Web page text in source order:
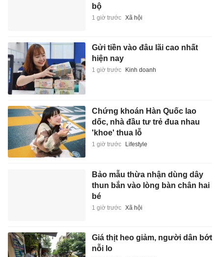
bộ
1 giờ trước Xã hội
Gửi tiền vào đâu lãi cao nhất
hiện nay
1 giờ trước Kinh doanh
Chứng khoán Hàn Quốc lao
dốc, nhà đầu tư trẻ đua nhau
'khoe' thua lỗ
1 giờ trước Lifestyle
Bảo mẫu thừa nhận dùng dây
thun bắn vào lòng bàn chân hai
bé
1 giờ trước Xã hội
Giá thịt heo giảm, người dân bớt
nỗi lo